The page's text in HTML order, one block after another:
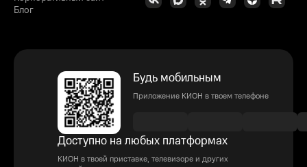
Блог
Будь мобильным
Приложение КИОН в твоем телефоне
Доступно на любых платформах
КИОН в твоей приставке, телевизоре и других